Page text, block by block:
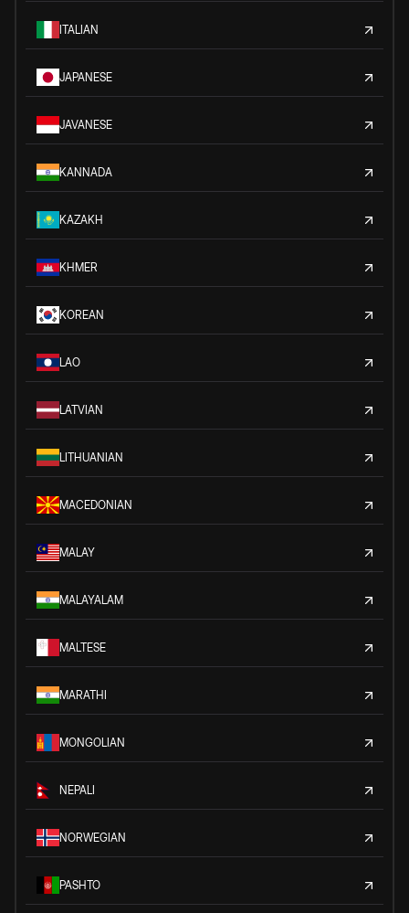
ITALIAN
JAPANESE
JAVANESE
KANNADA
KAZAKH
KHMER
KOREAN
LAO
LATVIAN
LITHUANIAN
MACEDONIAN
MALAY
MALAYALAM
MALTESE
MARATHI
MONGOLIAN
NEPALI
NORWEGIAN
PASHTO